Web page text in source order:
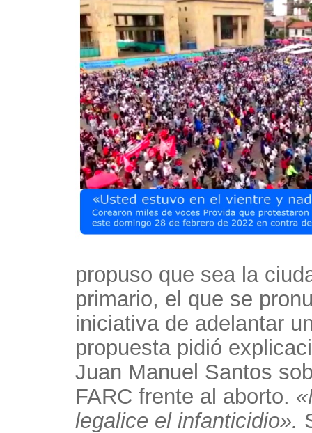
propuso que sea la
primario, el que se
iniciativa de adelantar
propuesta pidió
Juan Manuel Santos
FARC frente al aborto.
legalice el infanticidio».